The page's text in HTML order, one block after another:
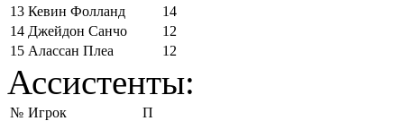
13 Кевин Фолланд
14
14 Джейдон Санчо
12
15 Алассан Плеа 12
Ассистенты:
№ Игрок
П